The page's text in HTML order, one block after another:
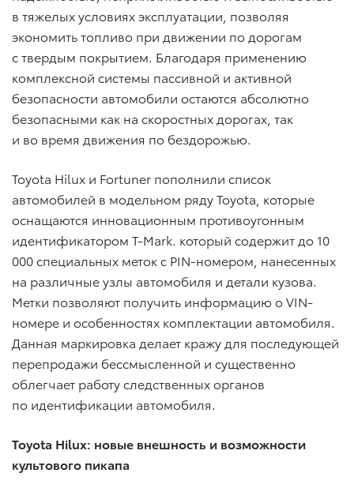
в тяжелых условиях эксплуатации, позволяя
экономить топливо при движении по дорогам
с твердым покрытием. Благодаря применению
комплексной системы пассивной и активной
безопасности автомобили остаются абсолютно
безопасными как на скоростных дорогах, так
и во время движения по бездорожью.
Toyota Hilux и Fortuner пополнили список
автомобилей в модельном ряду Toyota, которые
оснащаются инновационным противоугонным
идентификатором T-Mark. который содержит до 10
000 специальных меток с PIN-номером, нанесенных
на различные узлы автомобиля и детали кузова.
Метки позволяют получить информацию о VIN-
номере и особенностях комплектации автомобиля.
Данная маркировка делает кражу для последующей
перепродажи бессмысленной и существенно
облегчает работу следственных органов
по идентификации автомобиля.
Toyota Hilux: новые внешность и возможности
культового пикапа